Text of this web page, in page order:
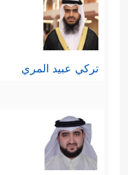
تركي عبيد المري